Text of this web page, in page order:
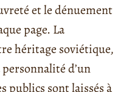
et le dénuement
page. La
héritage soviétique,
d’un
publics sont laissés à